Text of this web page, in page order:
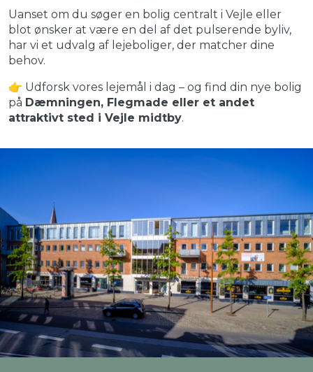
Uanset om du søger en bolig centralt i Vejle eller
blot ønsker at være en del af det pulserende byliv,
har vi et udvalg af lejeboliger, der matcher dine
behov.
👉 Udforsk vores lejemål i dag – og find din nye bolig
på Dæmningen, Flegmade eller et andet
attraktivt sted i Vejle midtby.